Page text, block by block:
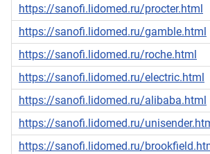
https://sanofi.lidomed.ru/procter.html
https://sanofi.lidomed.ru/gamble.html
https://sanofi.lidomed.ru/roche.html
https://sanofi.lidomed.ru/electric.html
https://sanofi.lidomed.ru/alibaba.html
https://sanofi.lidomed.ru/
https://sanofi.lidomed.ru/